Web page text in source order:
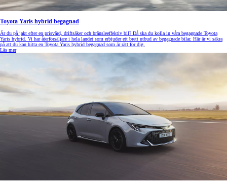
Toyota Yaris hybrid begagnad
Är du på jakt efter en prisvärd, driftsäker och bränsleeffektiv bil? Då ska du kolla in våra begagnade Toyota
Yaris hybrid. Vi har återförsäljare i hela landet som erbjuder ett brett utbud av begagnade bilar. Här är vi säkra
på att du kan hitta en Toyota Yaris hybrid begagnad som är rätt för dig.
Läs mer